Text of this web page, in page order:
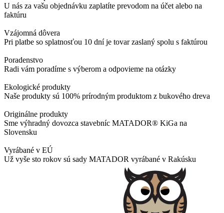
U nás za vašu objednávku zaplatíte prevodom na účet alebo na
faktúru
Vzájomná dôvera
Pri platbe so splatnosťou 10 dní je tovar zaslaný spolu s faktúrou
Poradenstvo
Radi vám poradíme s výberom a odpovieme na otázky
Ekologické produkty
Naše produkty sú 100% prírodným produktom z bukového dreva
Originálne produkty
Sme výhradný dovozca stavebníc MATADOR® KiGa na
Slovensku
Vyrábané v EÚ
Už vyše sto rokov sú sady MATADOR vyrábané v Rakúsku